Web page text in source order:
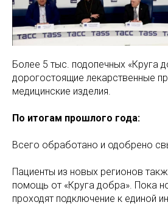
Более 5 тыс. подопечных «Круга
дорогостоящие лекарственные
медицинские изделия.
По итогам прошлого года:
Всего обработано и одобрено
Пациенты из новых регионов
помощь от «Круга добра». Пока
проходят подключение к единой